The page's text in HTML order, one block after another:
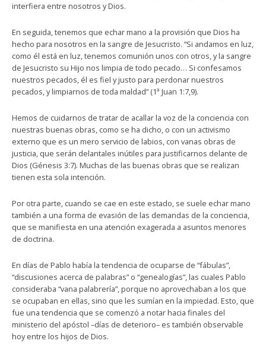
interfiera entre nosotros y Dios.
En seguida, tenemos que echar mano a la provisión que Dios ha
hecho para nosotros en la sangre de Jesucristo. “Si andamos en luz,
como él está en luz, tenemos comunión unos con otros, y la sangre
de Jesucristo su Hijo nos limpia de todo pecado… Si confesamos
nuestros pecados, él es fiel y justo para perdonar nuestros
pecados, y limpiarnos de toda maldad” (1ª Juan 1:7,9).
Hemos de cuidarnos de tratar de acallar la voz de la conciencia con
nuestras buenas obras, como se ha dicho, o con un activismo
externo que es un mero servicio de labios, con vanas obras de
justicia, que serán delantales inútiles para justificarnos delante de
Dios (Génesis 3:7). Muchas de las buenas obras que se realizan
tienen esta sola intención.
Por otra parte, cuando se cae en este estado, se suele echar mano
también a una forma de evasión de las demandas de la conciencia,
que se manifiesta en una atención exagerada a asuntos menores
de doctrina.
En días de Pablo había la tendencia de ocuparse de “fábulas”,
“discusiones acerca de palabras” o “genealogías”, las cuales Pablo
consideraba “vana palabrería”, porque no aprovechaban a los que
se ocupaban en ellas, sino que les sumían en la impiedad. Esto, que
fue una tendencia que se comenzó a notar hacia finales del
ministerio del apóstol –días de deterioro– es también observable
hoy entre los hijos de Dios.